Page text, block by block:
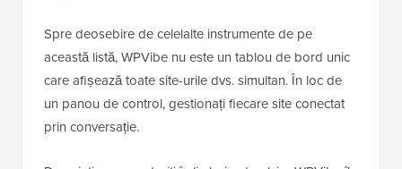
Spre deosebire de celelalte instrumente de pe
această listă, WPVibe nu este un tablou de bord unic
care afișează toate site-urile dvs. simultan. În loc de
un panou de control, gestionați fiecare site conectat
prin conversație.